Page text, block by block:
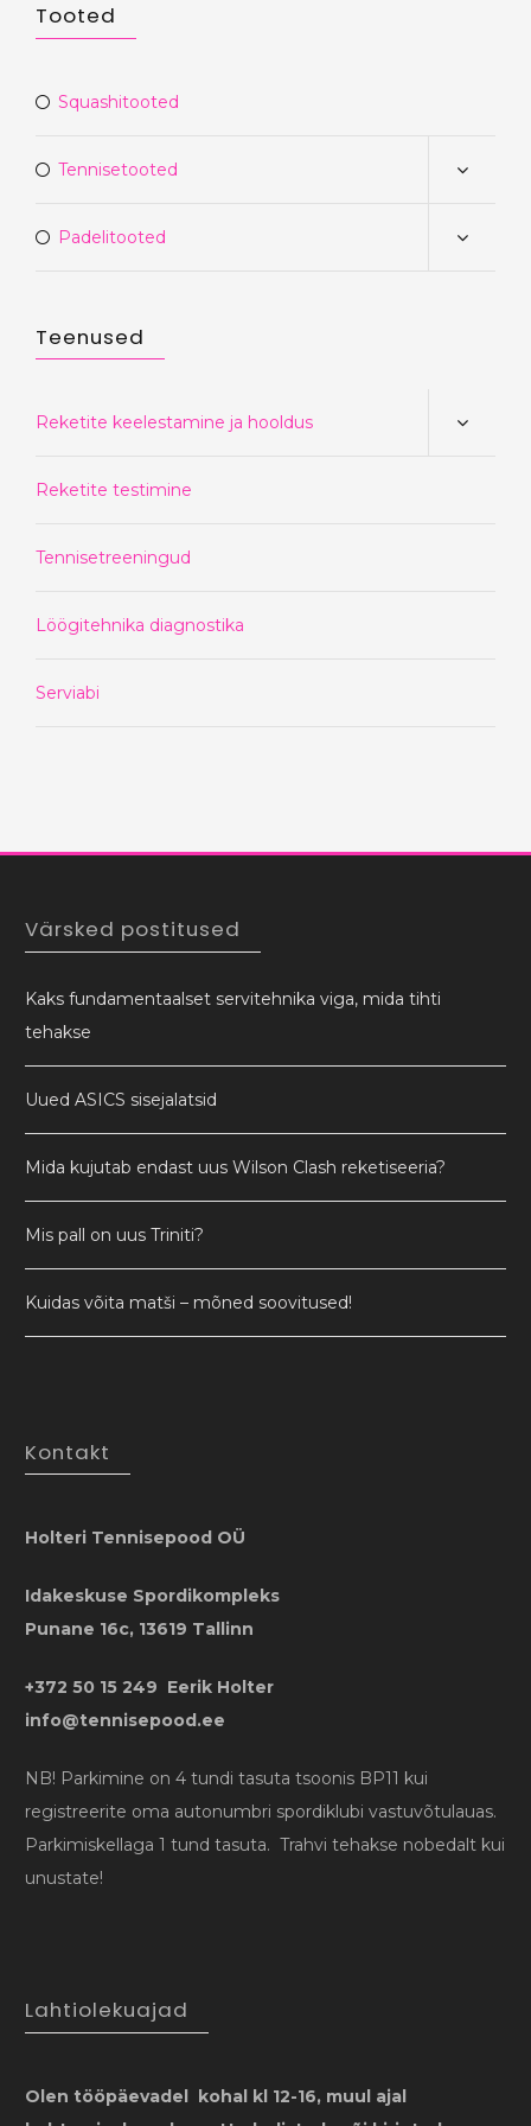
Tooted
Squashitooted
Tennisetooted
Padelitooted
Teenused
Reketite keelestamine ja hooldus
Reketite testimine
Tennisetreeningud
Löögitehnika diagnostika
Serviabi
Värsked postitused
Kaks fundamentaalset servitehnika viga, mida tihti
tehakse
Uued ASICS sisejalatsid
Mida kujutab endast uus Wilson Clash reketiseeria?
Mis pall on uus Triniti?
Kuidas võita matši – mõned soovitused!
Kontakt
Holteri Tennisepood OÜ
Idakeskuse Spordikompleks
Punane 16c, 13619 Tallinn
+372 50 15 249 Eerik Holter
info@tennisepood.ee
NB! Parkimine on 4 tundi tasuta tsoonis BP11 kui
registreerite oma autonumbri spordiklubi vastuvõtulauas.
Parkimiskellaga 1 tund tasuta. Trahvi tehakse nobedalt kui
unustate!
Lahtiolekuajad
Olen tööpäevadel kohal kl 12-16, muul ajal